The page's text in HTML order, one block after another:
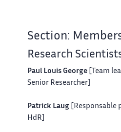
Section:
Research
Paul Louis George [Team
Senior Researcher]
Patrick Laug [Responsable
HdR]